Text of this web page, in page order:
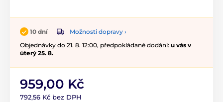
10 dní
Možnosti dopravy ›
Objednávky do 21. 8. 12:00, předpokládané dodání: u vás v
úterý 25. 8.
959,00 Kč
792,56 Kč bez DPH